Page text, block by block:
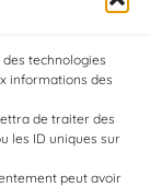
technologies
informations des
de traiter des
les ID uniques sur
peut avoir